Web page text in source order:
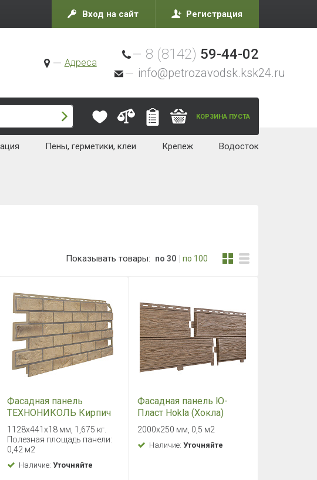
Вход на сайт Регистрация
Адреса
8 (8142) 59-44-02
info@petrozavodsk.ksk24.ru
КОРЗИНА ПУСТА
Пены, герметики, клеи Крепеж Водосток
Показывать товары: по 30 по 100
Фасадная панель
ТЕХНОНИКОЛЬ Кирпич
Эксетер
1128х441х18 мм, 1,675 кг.
Полезная площадь панели:
0,42 м2
Наличие:Уточняйте
Фасадная панель Ю-
Пласт Hokla (Хокла)
Лиственница Медовая
2000х250 мм, 0,5 м2
Наличие: Уточняйте